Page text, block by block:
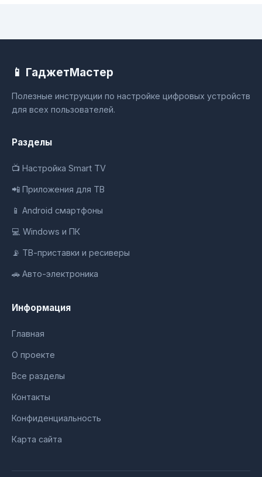
📱 ГаджетМастер
Полезные инструкции по настройке цифровых устройств
для всех пользователей.
Разделы
📺 Настройка Smart TV
📲 Приложения для ТВ
📱 Android смартфоны
💻 Windows и ПК
📡 ТВ-приставки и ресиверы
🚗 Авто-электроника
Информация
Главная
О проекте
Все разделы
Контакты
Конфиденциальность
Карта сайта